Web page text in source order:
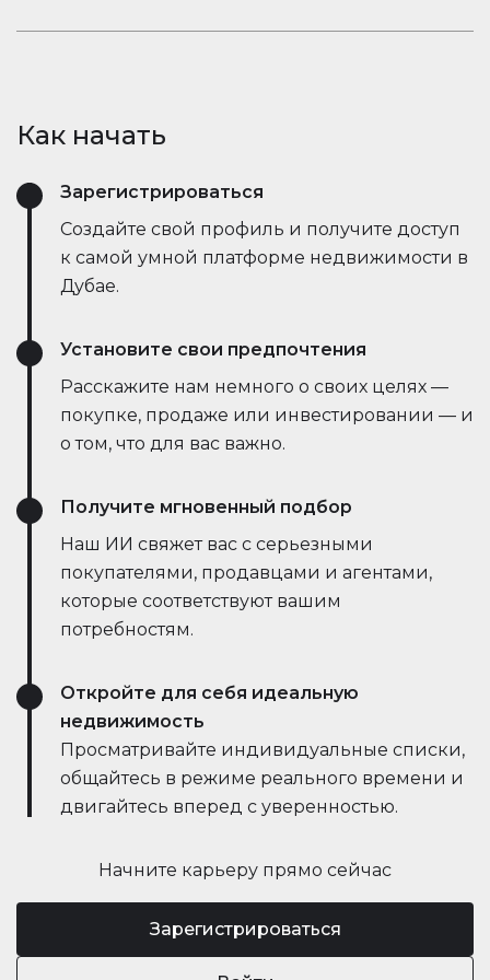
делая сделки быстрее и эффективнее, чем
приложениями. Задавайте вопросы, делитесь
режиме реального времени — всё в одном
месте.
Как начать
Начните карьеру прямо сейчас
Зарегистрироваться
Зарегистрироваться
Создайте свой профиль и получите доступ
к самой умной платформе недвижимости в
Дубае.
Установите свои предпочтения
Расскажите нам немного о своих целях —
покупке, продаже или инвестировании — и
о том, что для вас важно.
Получите мгновенный подбор
Наш ИИ свяжет вас с серьезными
покупателями, продавцами и агентами,
которые соответствуют вашим
потребностям.
Откройте для себя идеальную
недвижимость
Просматривайте индивидуальные списки,
общайтесь в режиме реального времени и
двигайтесь вперед с уверенностью.